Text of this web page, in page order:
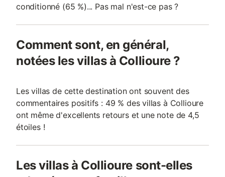
conditionné (65 %)... Pas mal n'est-ce pas ?
Comment sont, en général,
notées les villas à Collioure ?
Les villas de cette destination ont souvent des
commentaires positifs : 49 % des villas à Collioure
ont même d'excellents retours et une note de 4,5
étoiles !
Les villas à Collioure sont-elles